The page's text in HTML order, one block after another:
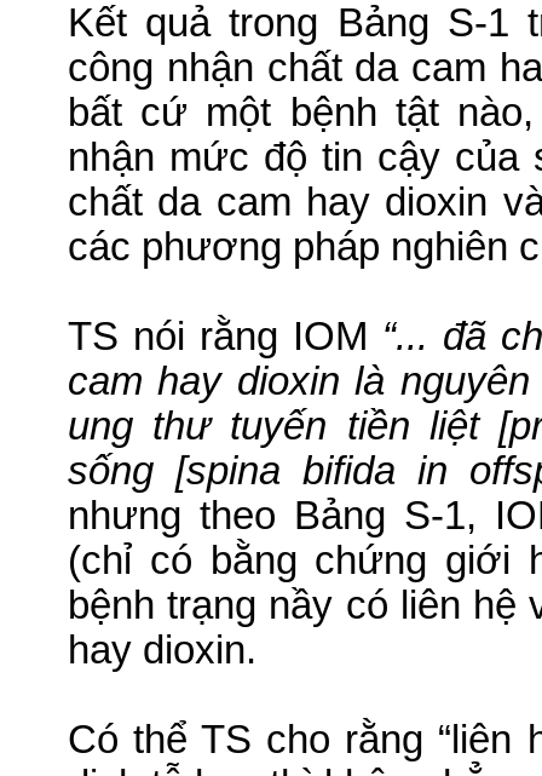
Kết quả trong Bảng S-1
công nhận chất da cam
bất cứ một bệnh tật
nhận mức độ tin cậy
chất da cam hay dioxin
các phương pháp nghiên
TS nói rằng IOM “... đã
cam hay dioxin là
ung thư tuyến tiền liệt
sống [spina bifida in
nhưng theo Bảng S-1,
(chỉ có bằng chứng giới
bệnh trạng nầy có liên
hay dioxin.
Có thể TS cho rằng “liên